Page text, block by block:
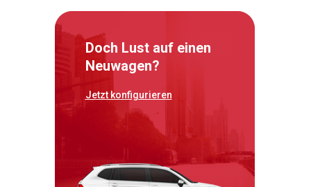
Doch Lust auf einen
Neuwagen?
Jetzt konfigurieren